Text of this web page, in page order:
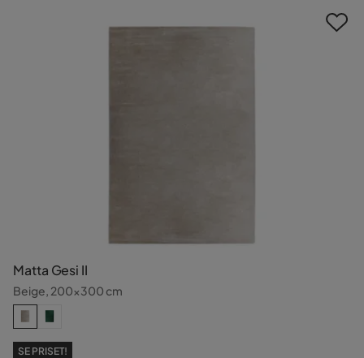
Matta Gesi II
Beige, 200x300 cm
SE PRISET!